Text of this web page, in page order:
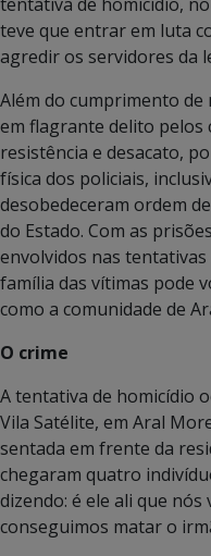
teve que entrar em luta
agredir os servidores da
Além do cumprimento
em flagrante delito pelos
resistência e desacato,
física dos policiais,
desobedeceram ordem
do Estado. Com as
envolvidos nas
família das vítimas pode
como a comunidade de
O crime
A tentativa de homicídio
Vila Satélite, em Aral
sentada em frente da
chegaram quatro
dizendo: é ele ali que
conseguimos matar o